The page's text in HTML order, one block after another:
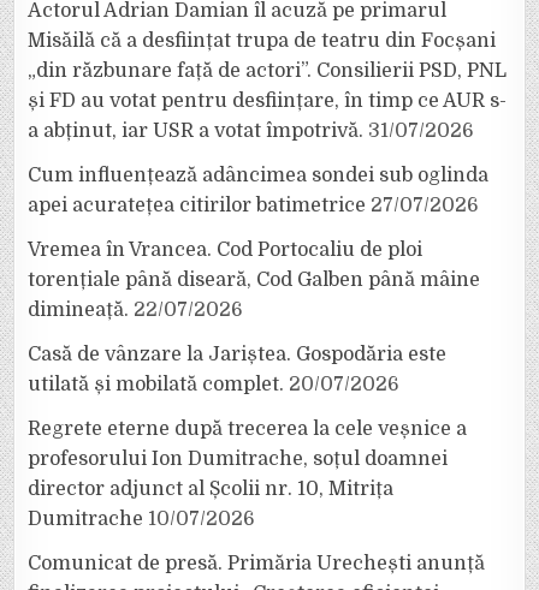
Actorul Adrian Damian îl acuză pe primarul
Misăilă că a desființat trupa de teatru din Focșani
„din răzbunare față de actori”. Consilierii PSD, PNL
și FD au votat pentru desființare, în timp ce AUR s-
a abținut, iar USR a votat împotrivă. 31/07/2026
Cum influențează adâncimea sondei sub oglinda
apei acuratețea citirilor batimetrice 27/07/2026
Vremea în Vrancea. Cod Portocaliu de ploi
torențiale până diseară, Cod Galben până mâine
dimineață. 22/07/2026
Casă de vânzare la Jariștea. Gospodăria este
utilată și mobilată complet. 20/07/2026
Regrete eterne după trecerea la cele veșnice a
profesorului Ion Dumitrache, soțul doamnei
director adjunct al Școlii nr. 10, Mitrița
Dumitrache 10/07/2026
Comunicat de presă. Primăria Urechești anunță